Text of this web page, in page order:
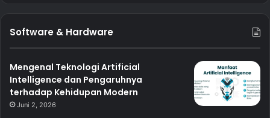
Software & Hardware
Mengenal Teknologi Artificial
Intelligence dan Pengaruhnya
terhadap Kehidupan Modern
Juni 2, 2026